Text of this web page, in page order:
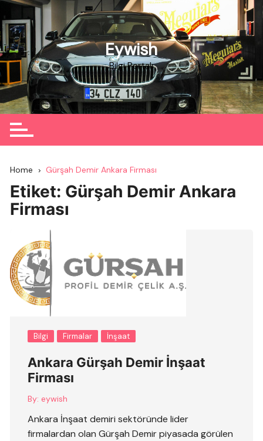
Skip
to
content
Eywish
Bilgi Portalı
Home Gürşah Demir Ankara Firması
Etiket: Gürşah Demir Ankara
Firması
Bilgi Firmalar İnşaat
Ankara Gürşah Demir İnşaat
Firması
By: eywish
Ankara İnşaat demiri sektöründe lider
firmalardan olan Gürşah Demir piyasada görülen